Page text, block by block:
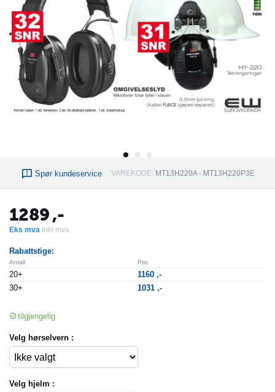
Spør kundeservice VAREKODE: MT13H220A - MT13H220P3E
1289,-
Eks mva Inkl mva
Rabattstige:
Antall
20+
30+
Pris
1160 ,-
1031 ,-
tilgjengelig
Velg hørselvern :
Velg hjelm :